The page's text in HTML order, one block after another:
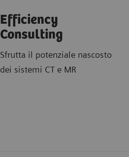
Efficiency
Consulting
Sfrutta il potenziale nascosto
dei sistemi CT e MR